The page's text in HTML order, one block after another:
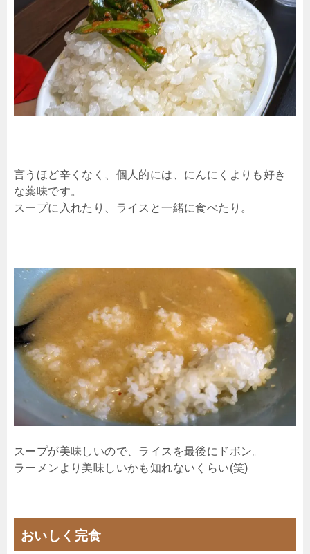
言うほど辛くなく、個人的には、にんにくよりも好き
な薬味です。
スープに入れたり、ライスと一緒に食べたり。
スープが美味しいので、ライスを最後にドボン。
ラーメンより美味しいかも知れないくらい(笑)
おいしく完食